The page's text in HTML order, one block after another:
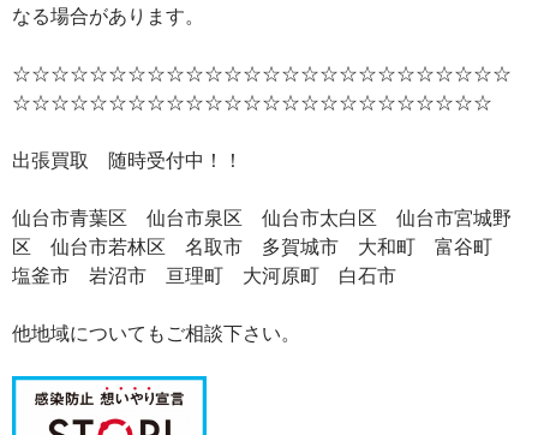
なる場合があります。
☆☆☆☆☆☆☆☆☆☆☆☆☆☆☆☆☆☆☆☆☆☆☆☆☆☆
☆☆☆☆☆☆☆☆☆☆☆☆☆☆☆☆☆☆☆☆☆☆☆☆☆
出張買取 随時受付中！！
仙台市青葉区 仙台市泉区 仙台市太白区 仙台市宮城野
区 仙台市若林区 名取市 多賀城市 大和町 富谷町
塩釜市 岩沼市 亘理町 大河原町 白石市
他地域についてもご相談下さい。